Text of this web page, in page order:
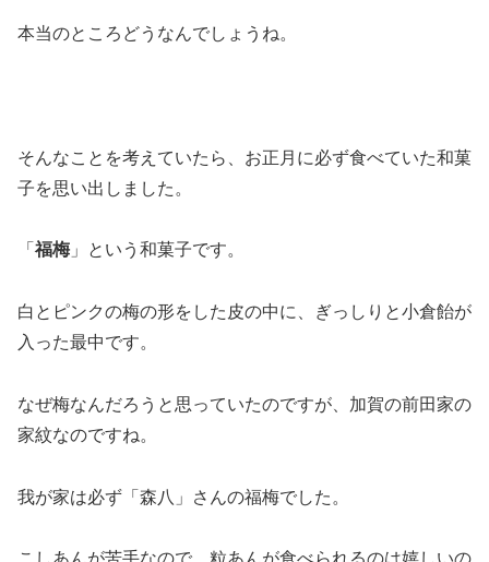
本当のところどうなんでしょうね。
そんなことを考えていたら、お正月に必ず食べていた和菓
子を思い出しました。
「 福梅」という和菓子です。
白とピンクの梅の形をした皮の中に、ぎっしりと小倉飴が
入った最中です。
なぜ梅なんだろうと思っていたのですが、加賀の前田家の
家紋なのですね。
我が家は必ず「森八」さんの福梅でした。